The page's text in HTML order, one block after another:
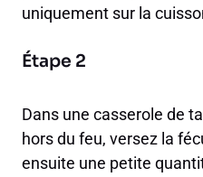
uniquement sur la
Étape 2
Dans une casserole de
hors du feu, versez la
ensuite une petite